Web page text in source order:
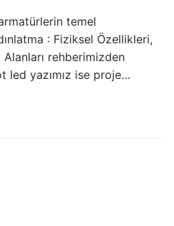
Hazır Ürünler
(Lineer LED)
temel
: Fiziksel Özellikleri,
Alanları rehberimizden
led yazımız ise proje…